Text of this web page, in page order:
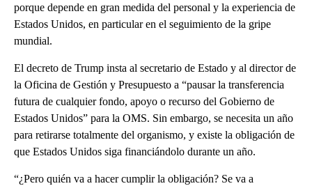
porque depende en gran medida del personal y la experiencia de
Estados Unidos, en particular en el seguimiento de la gripe
mundial.
El decreto de Trump insta al secretario de Estado y al director de
la Oficina de Gestión y Presupuesto a “pausar la transferencia
futura de cualquier fondo, apoyo o recurso del Gobierno de
Estados Unidos” para la OMS. Sin embargo, se necesita un año
para retirarse totalmente del organismo, y existe la obligación de
que Estados Unidos siga financiándolo durante un año.
“¿Pero quién va a hacer cumplir la obligación? Se va a